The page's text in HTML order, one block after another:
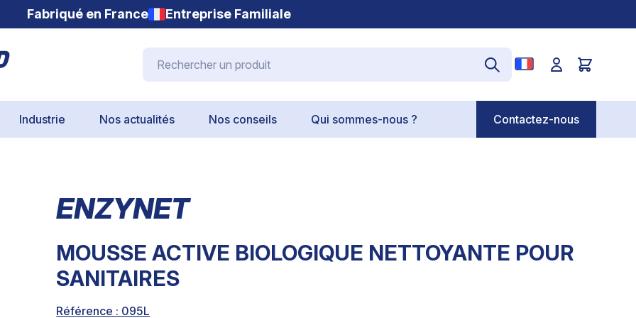
Fabriqué en France Entreprise Familiale
Industrie Nos actualités Nos conseils Qui sommes-nous ? Contactez-nous
ENZYNET
MOUSSE ACTIVE BIOLOGIQUE NETTOYANTE POUR
SANITAIRES
Référence : 095L